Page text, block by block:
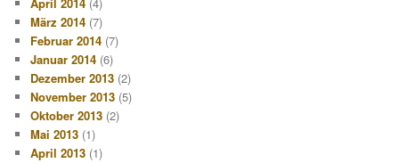
April 2014 (4)
März 2014 (7)
Februar 2014 (7)
Januar 2014 (6)
Dezember 2013 (2)
November 2013 (5)
Oktober 2013 (2)
Mai 2013 (1)
April 2013 (1)